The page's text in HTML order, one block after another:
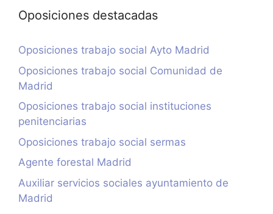
Oposiciones destacadas
Oposiciones trabajo social Ayto Madrid
Oposiciones trabajo social Comunidad de
Madrid
Oposiciones trabajo social instituciones
penitenciarias
Oposiciones trabajo social sermas
Agente forestal Madrid
Auxiliar servicios sociales ayuntamiento de
Madrid